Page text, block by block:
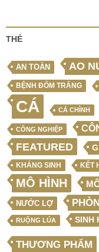
THẺ
AN TOÀN AO
BỆNH ĐỐM TRẮNG
CÁ CÁ CHÌNH
CÔNG NGHIỆP
FEATURED
KHÁNG SINH KẾT
MÔ HÌNH
NƯỚC LỢ
RUỘNG LÚA SINH
THƯƠNG PHẨM